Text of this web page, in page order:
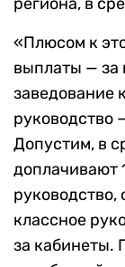
«Плюсом к
выплаты — за
заведование
руководство
Допустим, в
доплачивают
руководство,
классное
за